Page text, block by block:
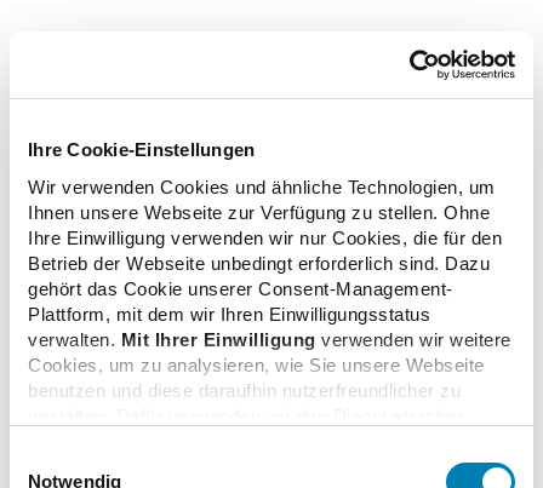
Ihre Cookie-Einstellungen
Wir verwenden Cookies und ähnliche Technologien, um
Ihnen unsere Webseite zur Verfügung zu stellen. Ohne
Ihre Einwilligung verwenden wir nur Cookies, die für den
Betrieb der Webseite unbedingt erforderlich sind. Dazu
gehört das Cookie unserer Consent-Management-
Plattform, mit dem wir Ihren Einwilligungsstatus
verwalten. Mit Ihrer Einwilligung verwenden wir weitere
Cookies, um zu analysieren, wie Sie unsere Webseite
benutzen und diese daraufhin nutzerfreundlicher zu
Adresse und Ihr Surfverhalten verarbeitet. Mit einem
Notwendig
Zusatzinformationen
Verwandte Nachrichten
Beleidigt, beschimpft, belogen
12.01.2022